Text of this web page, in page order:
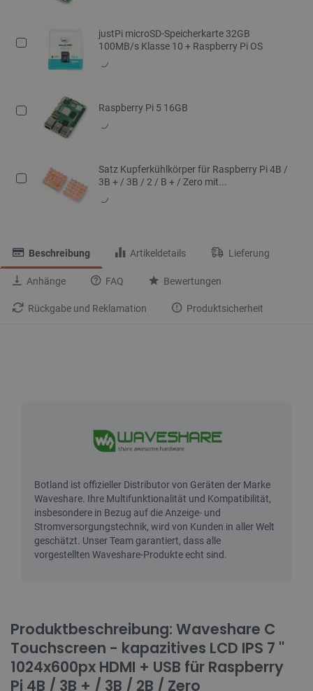
justPi microSD-Speicherkarte 32GB
100MB/s Klasse 10 + Raspberry Pi OS
Raspberry Pi 5 16GB
Satz Kupferkühlkörper für Raspberry Pi 4B /
3B + / 3B / 2 / B + / Zero mit...
Beschreibung Artikeldetails Lieferung
Anhänge FAQ Bewertungen
Rückgabe und Reklamation Produktsicherheit
Produktbeschreibung: Waveshare C
Touchscreen - kapazitives LCD IPS 7 ''
1024x600px HDMI + USB für Raspberry
Pi 4B / 3B + / 3B / 2B / Zero